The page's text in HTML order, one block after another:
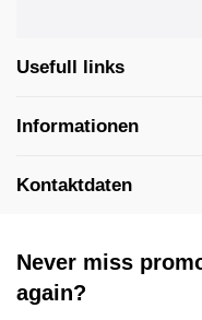
Usefull links
Informationen
Kontaktdaten
Never miss
again?